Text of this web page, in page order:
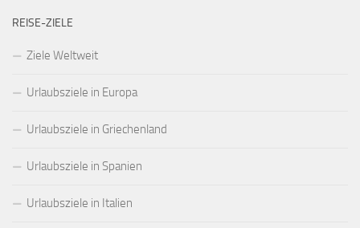
REISE-ZIELE
Ziele Weltweit
Urlaubsziele in Europa
Urlaubsziele in Griechenland
Urlaubsziele in Spanien
Urlaubsziele in Italien